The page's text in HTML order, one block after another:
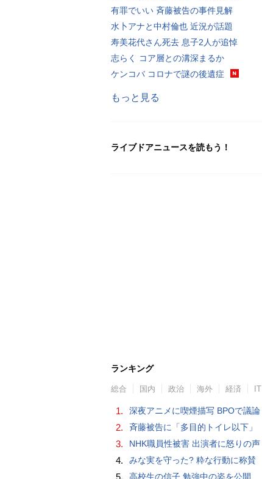
有罪でいい 斉藤被告の事件見解
水卜アナと中村倫也 近況が話題
寿美花代さん死去 息子2人が追悼
志らく コア層との溝深まるか
ケンコバ コロナで謎の後遺症
もっと見る
ライブドアニュースを読もう！
ランキング
総合 国内 政治 海外 経済 IT
1. 深夜アニメに喫煙描写 BPOで議論
2. 斉藤被告に「多目的トイレ以下」
3. NHK職員性被害 出演者に怒りの声
4. みな実を守った? 粋な行動に称賛
高校生の信子 勉強中の姿を公開